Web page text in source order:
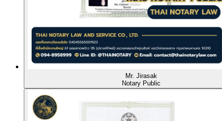
Mr. Jirasak
Notary Public